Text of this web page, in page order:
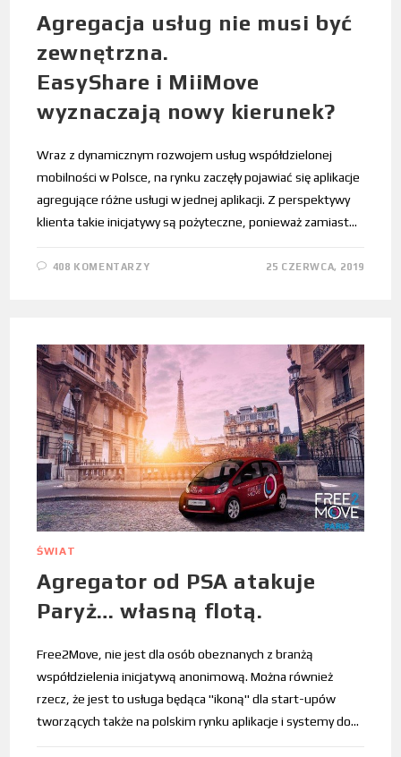
Agregacja usług nie musi być
zewnętrzna.
EasyShare i MiiMove
wyznaczają nowy kierunek?
Wraz z dynamicznym rozwojem usług współdzielonej
mobilności w Polsce, na rynku zaczęły pojawiać się aplikacje
agregujące różne usługi w jednej aplikacji. Z perspektywy
klienta takie inicjatywy są pożyteczne, ponieważ zamiast…
408 KOMENTARZY 25 CZERWCA, 2019
ŚWIAT
Agregator od PSA atakuje
Paryż… własną flotą.
Free2Move, nie jest dla osób obeznanych z branżą
współdzielenia inicjatywą anonimową. Można również
rzecz, że jest to usługa będąca "ikoną" dla start-upów
tworzących także na polskim rynku aplikacje i systemy do…